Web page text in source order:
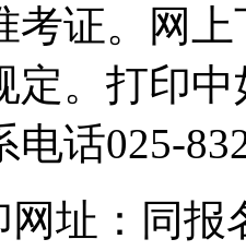
考证。网
定。打印
话025-
网址：同报